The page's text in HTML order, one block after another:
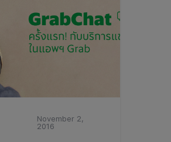
November 2,
2016